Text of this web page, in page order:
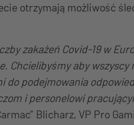
otrzymają możliwość
zakażeń Covid-19 w
Chcielibyśmy aby
do podejmowania
i personelowi
Blicharz, VP Pro